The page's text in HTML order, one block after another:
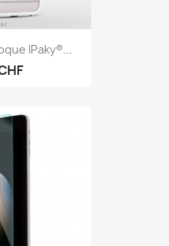
IPaky®...